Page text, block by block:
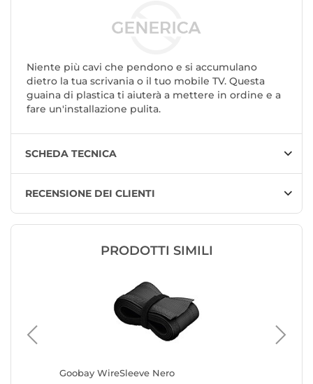
Niente più cavi che pendono e si accumulano
dietro la tua scrivania o il tuo mobile TV. Questa
guaina di plastica ti aiuterà a mettere in ordine e a
fare un'installazione pulita.
SCHEDA TECNICA
RECENSIONE DEI CLIENTI
PRODOTTI SIMILI
Goobay WireSleeve Nero